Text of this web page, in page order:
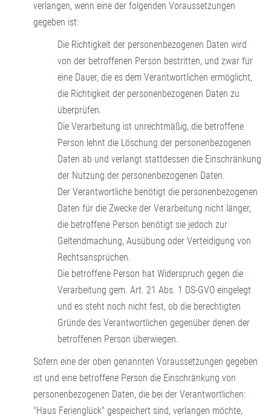
verlangen, wenn eine der folgenden Voraussetzungen
gegeben ist:
Die Richtigkeit der personenbezogenen Daten wird
von der betroffenen Person bestritten, und zwar für
eine Dauer, die es dem Verantwortlichen ermöglicht,
die Richtigkeit der personenbezogenen Daten zu
überprüfen.
Die Verarbeitung ist unrechtmäßig, die betroffene
Person lehnt die Löschung der personenbezogenen
Daten ab und verlangt stattdessen die Einschränkung
der Nutzung der personenbezogenen Daten.
Der Verantwortliche benötigt die personenbezogenen
Daten für die Zwecke der Verarbeitung nicht länger,
die betroffene Person benötigt sie jedoch zur
Geltendmachung, Ausübung oder Verteidigung von
Rechtsansprüchen.
Die betroffene Person hat Widerspruch gegen die
Verarbeitung gem. Art. 21 Abs. 1 DS-GVO eingelegt
und es steht noch nicht fest, ob die berechtigten
Gründe des Verantwortlichen gegenüber denen der
betroffenen Person überwiegen.
Sofern eine der oben genannten Voraussetzungen gegeben
ist und eine betroffene Person die Einschränkung von
personenbezogenen Daten, die bei der Verantwortlichen:
"Haus Ferienglück" gespeichert sind, verlangen möchte,